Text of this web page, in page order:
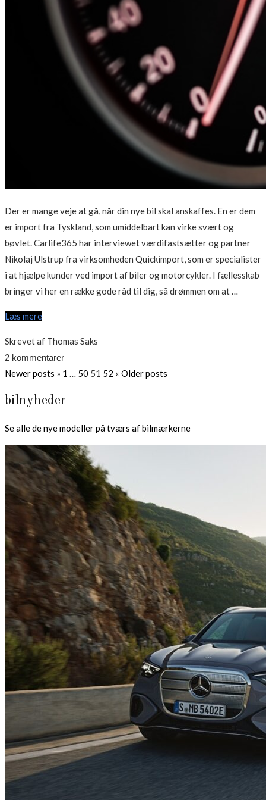
Der er mange veje at gå, når din nye bil skal anskaffes. En er dem
er import fra Tyskland, som umiddelbart kan virke svært og
bøvlet. Carlife365 har interviewet værdifastsætter og partner
Nikolaj Ulstrup fra virksomheden Quickimport, som er specialister
i at hjælpe kunder ved import af biler og motorcykler. I fællesskab
bringer vi her en række gode råd til dig, så drømmen om at …
Læs mere
Skrevet af Thomas Saks
2 kommentarer
Indlægsinddeling
Newer posts » Page
1 … Page
50 Page
51 Page
52 « Older posts
bilnyheder
Se alle de nye modeller på tværs af bilmærkerne